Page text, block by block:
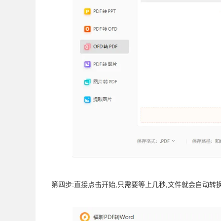
第四步:直接点击开始,只需要等上几秒,文件就会自动转